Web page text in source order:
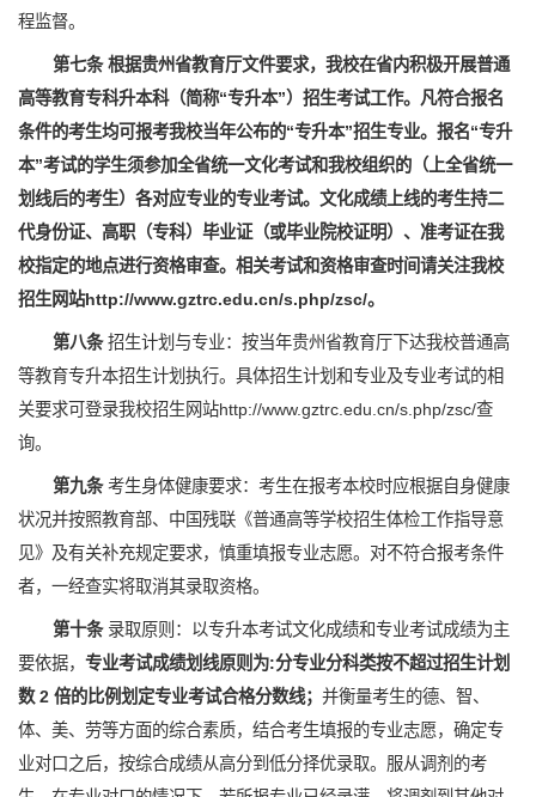
程监督。
第七条 根据贵州省教育厅文件要求，我校在省内积极开展普通
高等教育专科升本科（简称“专升本”）招生考试工作。凡符合报名
条件的考生均可报考我校当年公布的“专升本”招生专业。报名“专升
本”考试的学生须参加全省统一文化考试和我校组织的（上全省统一
划线后的考生）各对应专业的专业考试。文化成绩上线的考生持二
代身份证、高职（专科）毕业证（或毕业院校证明）、准考证在我
校指定的地点进行资格审查。相关考试和资格审查时间请关注我校
招生网站http://www.gztrc.edu.cn/s.php/zsc/。
第八条招生计划与专业：按当年贵州省教育厅下达我校普通高
等教育专升本招生计划执行。具体招生计划和专业及专业考试的相
关要求可登录我校招生网站http://www.gztrc.edu.cn/s.php/zsc/查
询。
第九条考生身体健康要求：考生在报考本校时应根据自身健康
状况并按照教育部、中国残联《普通高等学校招生体检工作指导意
见》及有关补充规定要求，慎重填报专业志愿。对不符合报考条件
者，一经查实将取消其录取资格。
第十条录取原则：以专升本考试文化成绩和专业考试成绩为主
要依据， 专业考试成绩划线原则为:分专业分科类按不超过招生计划
数 2 倍的比例划定专业考试合格分数线； 并衡量考生的德、智、
体、美、劳等方面的综合素质，结合考生填报的专业志愿，确定专
业对口之后，按综合成绩从高分到低分择优录取。服从调剂的考